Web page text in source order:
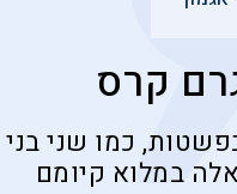
קרס
כמו שני בני
במלוא קיומם